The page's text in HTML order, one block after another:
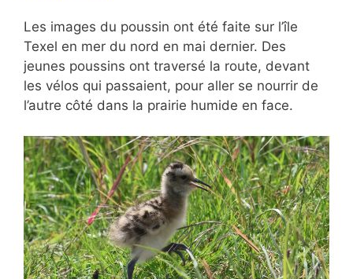
Les images du poussin ont été faite sur l’île
Texel en mer du nord en mai dernier. Des
jeunes poussins ont traversé la route, devant
les vélos qui passaient, pour aller se nourrir de
l’autre côté dans la prairie humide en face.